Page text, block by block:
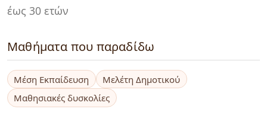
έως 30 ετών
Μαθήματα που παραδίδω
Μέση Εκπαίδευση
Μελέτη Δημοτικού
Μαθησιακές δυσκολίες